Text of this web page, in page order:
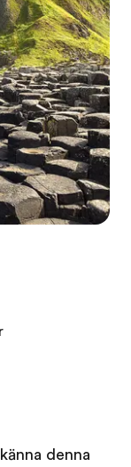
denna